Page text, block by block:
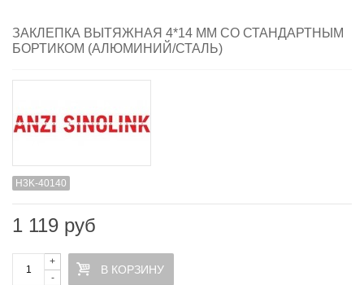
ЗАКЛЕПКА ВЫТЯЖНАЯ 4*14 ММ СО СТАНДАРТНЫМ
БОРТИКОМ (АЛЮМИНИЙ/СТАЛЬ)
H3K-40140
1 119 руб
-
+
В КОРЗИНУ